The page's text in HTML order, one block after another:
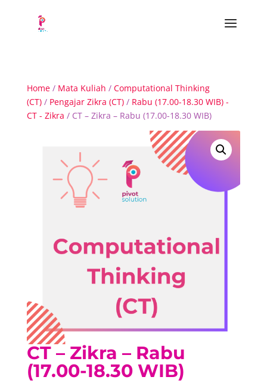
Home/ Mata Kuliah / Computational Thinking
(CT)/ Pengajar Zikra (CT)/ Rabu (17.00-18.30 WIB) -
CT - Zikra / CT – Zikra – Rabu (17.00-18.30 WIB)
CT – Zikra – Rabu
(17.00-18.30 WIB)